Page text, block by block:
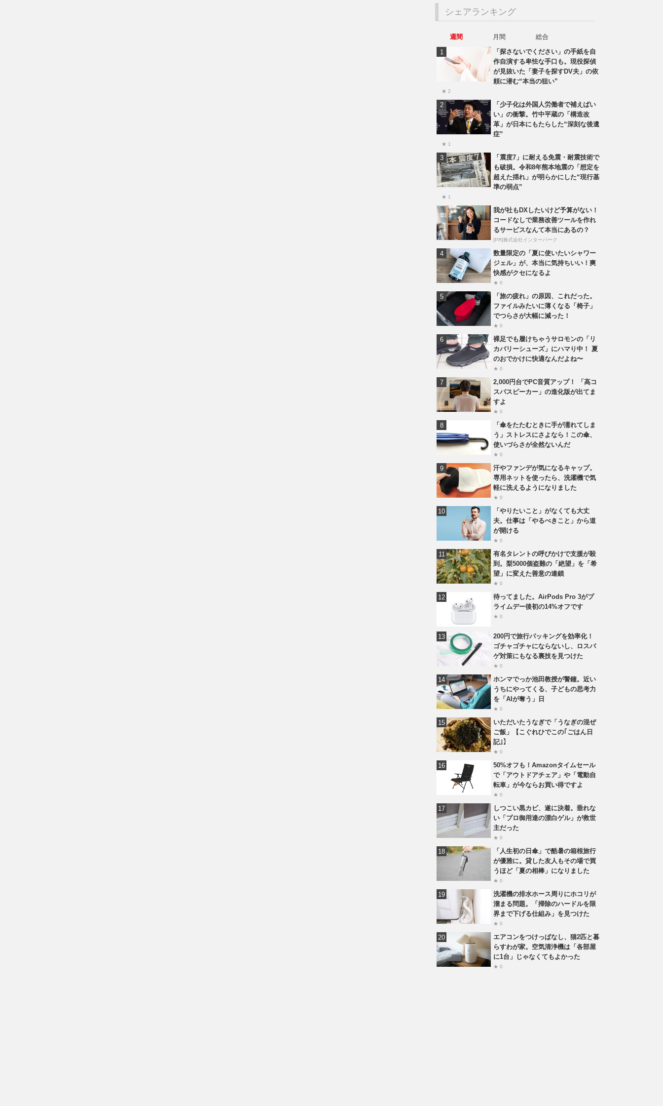
シェアランキング
週間 月間
総合
「探さないでください」の手紙を自
作自演する卑怯な手口も。現役探偵
が見抜いた「妻子を探すDV夫」の依
頼に潜む“本当の狙い”
★ 2
「少子化は外国人労働者で補えばい
い」の衝撃。竹中平蔵の「構造改
革」が日本にもたらした“深刻な後遺
症”
★ 1
「震度7」に耐える免震・耐震技術で
も破損。令和8年熊本地震の「想定を
超えた揺れ」が明らかにした“現行基
準の弱点”
★ 1
我が社もDXしたいけど予算がない！
コードなしで業務改善ツールを作れ
るサービスなんて本当にあるの？
[PR]株式会社インターパーク
数量限定の「夏に使いたいシャワー
ジェル」が、本当に気持ちいい！爽
快感がクセになるよ
★ 0
「旅の疲れ」の原因、これだった。
ファイルみたいに薄くなる「椅子」
でつらさが大幅に減った！
★ 0
裸足でも履けちゃうサロモンの「リ
カバリーシューズ」にハマり中！ 夏
のおでかけに快適なんだよね〜
★ 0
2,000円台でPC音質アップ！ 「高コ
スパスピーカー」の進化版が出てま
すよ
★ 0
「傘をたたむときに手が濡れてしま
う」ストレスにさよなら！この傘、
使いづらさが全然ないんだ
★ 0
汗やファンデが気になるキャップ。
専用ネットを使ったら、洗濯機で気
軽に洗えるようになりました
★ 0
「やりたいこと」がなくても大丈
夫。仕事は「やるべきこと」から道
が開ける
★ 0
有名タレントの呼びかけで支援が殺
到。梨5000個盗難の「絶望」を「希
望」に変えた善意の連鎖
★ 0
待ってました。AirPods Pro 3がプ
ライムデー後初の14%オフです
★ 0
200円で旅行パッキングを効率化！
ゴチャゴチャにならないし、ロスバ
ゲ対策にもなる裏技を見つけた
★ 0
ホンマでっか池田教授が警鐘。近い
うちにやってくる、子どもの思考力
を「AIが奪う」日
★ 0
いただいたうなぎで「うなぎの混ぜ
ご飯」【こぐれひでこの｢ごはん日
記｣】
★ 0
50%オフも！Amazonタイムセール
で「アウトドアチェア」や「電動自
転車」が今ならお買い得ですよ
★ 0
しつこい黒カビ、遂に決着。垂れな
い「プロ御用達の漂白ゲル」が救世
主だった
★ 0
「人生初の日傘」で酷暑の箱根旅行
が優雅に。貸した友人もその場で買
うほど「夏の相棒」になりました
★ 0
洗濯機の排水ホース周りにホコリが
溜まる問題。「掃除のハードルを限
界まで下げる仕組み」を見つけた
★ 0
エアコンをつけっぱなし、猫2匹と暮
らすわが家。空気清浄機は「各部屋
に1台」じゃなくてもよかった
★ 0